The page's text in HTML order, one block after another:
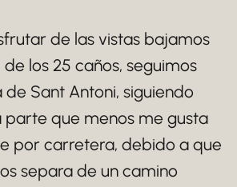
de las vistas bajamos
los 25 caños, seguimos
Sant Antoni, siguiendo
parte que menos me gusta
por carretera, debido a que
separa de un camino